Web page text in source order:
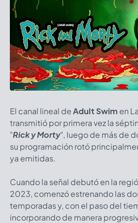
El canal lineal deAdult Swim en
transmitió por primera vez la
"Rick y Morty", luego de más de
su programación rotó
ya emitidas.
Cuando la señal debutó en la
2023, comenzó estrenando las
temporadas y, con el paso del
incorporando de manera